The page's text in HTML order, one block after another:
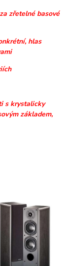
zřetelné basové
hlas
s krystalicky
základem,